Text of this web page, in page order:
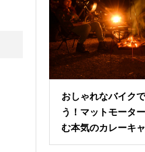
おしゃれなバイク
う！マットモータ
む本気のカレーキ